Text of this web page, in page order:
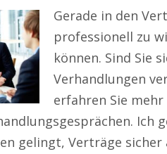
Gerade in den
professionell zu
können. Sind Sie
Verhandlungen
erfahren Sie
Ich
gelingt, Verträge